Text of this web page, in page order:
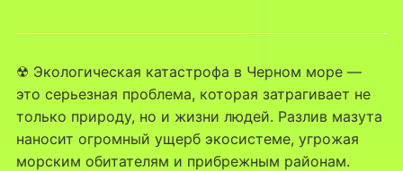
☢ Экологическая катастрофа в Черном море —
это серьезная проблема, которая затрагивает не
только природу, но и жизни людей. Разлив мазута
наносит огромный ущерб экосистеме, угрожая
морским обитателям и прибрежным районам.